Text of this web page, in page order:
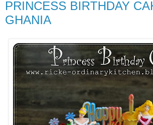
PRINCESS BIRTHDAY
GHANIA